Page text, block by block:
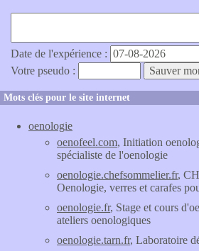
Date de l'expérience :
Votre pseudo :
Mots clés pour le site internet
oenologie
oenofeel.com, Initiation
spécialiste de l'oenologie
oenologie.chefsommelier.fr,
Oenologie, verres et carafes
oenologie.fr, Stage et cours
ateliers oenologiques
oenologie.tarn.fr, Laboratoire